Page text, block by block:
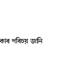
পৰিচয় জানি